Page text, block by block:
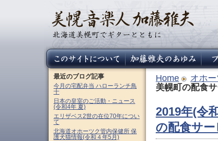
Home
オホ
美幌町の配食
2019年(令
の配食サ
最近のブログ記事
今月の宅配弁当 ハローランチ鳥
十
日本の皇室のご活動・ニュース
(令和4年 夏)
エリザベス2世の在位70年につい
て
北海道オホーツク管内保健所 保
護犬猫情報(令和４年5月)